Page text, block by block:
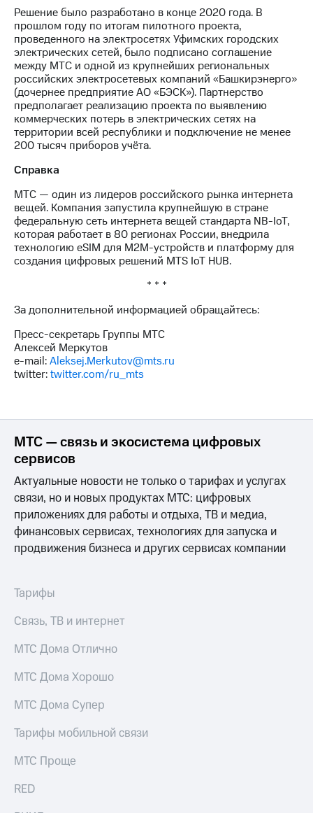
акционера
Акционерный
капитал
Контроль
и
аудит
Рынок
акций
Описание
Программа
приобретения
акций
Дивиденды
Рынок
облигаций
Описание
погашении
именных
облигаций
Другое
Регистратор
развитие
этика
На главную
Решение было разработано в конце 2020 года. В
прошлом году по итогам пилотного проекта,
проведенного на электросетях Уфимских городских
электрических сетей, было подписано соглашение
между МТС и одной из крупнейших региональных
российских электросетевых компаний «Башкирэнерго»
(дочернее предприятие АО «БЭСК»). Партнерство
предполагает реализацию проекта по выявлению
коммерческих потерь в электрических сетях на
территории всей республики и подключение не менее
200 тысяч приборов учёта.
Справка
МТС — один из лидеров российского рынка интернета
вещей. Компания запустила крупнейшую в стране
федеральную сеть интернета вещей стандарта NB-IoT,
которая работает в 80 регионах России, внедрила
технологию eSIM для М2М-устройств и платформу для
создания цифровых решений MTS IoT HUВ.
* * *
За дополнительной информацией обращайтесь:
Пресс-секретарь Группы МТС
Алексей Меркутов
e-mail:Aleksej.Merkutov@mts.ru
twitter:twitter.com/ru_mts
МТС — связь и экосистема цифровых
сервисов
Актуальные новости не только о тарифах и услугах
связи, но и новых продуктах МТС: цифровых
приложениях для работы и отдыха, ТВ и медиа,
финансовых сервисах, технологиях для запуска и
продвижения бизнеса и других сервисах компании
Тарифы
Связь, ТВ и интернет
МТС Дома Отлично
МТС Дома Хорошо
МТС Дома Супер
Тарифы мобильной связи
МТС Проще
RED